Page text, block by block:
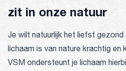
zit in onze natuur
Je wilt natuurlijk het liefst gezond
lichaam is van nature krachtig en
VSM ondersteunt je lichaam